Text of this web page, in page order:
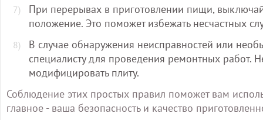
При перерывах в приготовлении пищи,
положение. Это поможет избежать несчастных
В случае обнаружения неисправностей или
специалисту для проведения ремонтных работ.
модифицировать плиту.
Соблюдение этих простых правил поможет вам
главное - ваша безопасность и качество